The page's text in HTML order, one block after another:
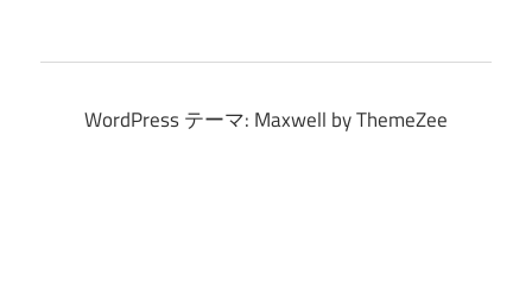
WordPress テーマ: Maxwell by ThemeZee